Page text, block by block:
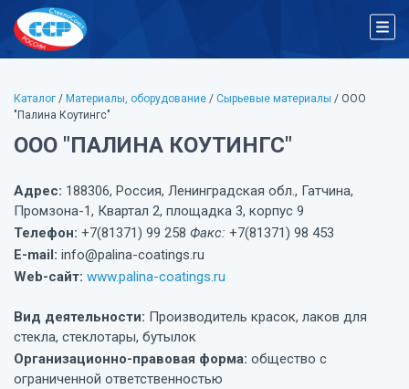
Каталог / Материалы, оборудование / Сырьевые материалы / ООО
"Палина Коутингс"
ООО "ПАЛИНА КОУТИНГС"
Адрес: 188306, Россия, Ленинградская обл., Гатчина,
Промзона-1, Квартал 2, площадка 3, корпус 9
Телефон: +7(81371) 99 258 Факс: +7(81371) 98 453
E-mail: info@palina-coatings.ru
Web-сайт: www.palina-coatings.ru
Вид деятельности: Производитель красок, лаков для
стекла, стеклотары, бутылок
Организационно-правовая форма: общество с
ограниченной ответственностью